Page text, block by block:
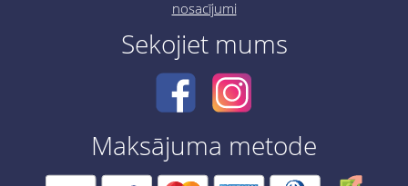
nosacījumi
Sekojiet mums
Maksājuma metode